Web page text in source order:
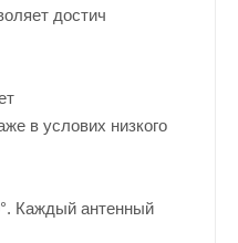
достич
в услових низкого
Каждый антенный